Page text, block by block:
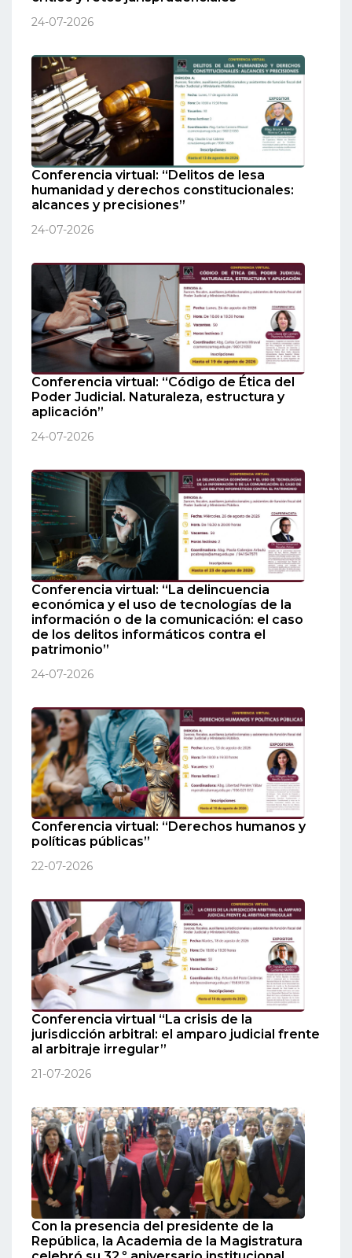
24-07-2026
Conferencia virtual: “Delitos de lesa
humanidad y derechos constitucionales:
alcances y precisiones”
24-07-2026
Conferencia virtual: “Código de Ética del
Poder Judicial. Naturaleza, estructura y
aplicación”
24-07-2026
Conferencia virtual: “La delincuencia
económica y el uso de tecnologías de la
información o de la comunicación: el caso
de los delitos informáticos contra el
patrimonio”
24-07-2026
Conferencia virtual: “Derechos humanos y
políticas públicas”
22-07-2026
Conferencia virtual “La crisis de la
jurisdicción arbitral: el amparo judicial frente
al arbitraje irregular”
21-07-2026
Con la presencia del presidente de la
República, la Academia de la Magistratura